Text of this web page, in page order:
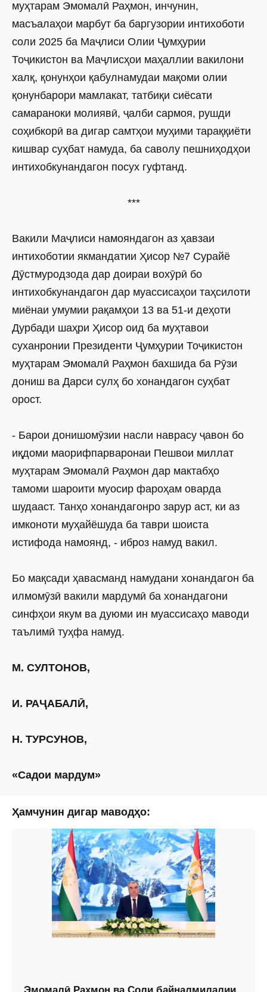
муҳтарам Эмомалӣ Раҳмон, инчунин,
масъалаҳои марбут ба баргузории интихоботи
соли 2025 ба Маҷлиси Олии Ҷумҳурии
Тоҷикистон ва Маҷлисҳои маҳаллии вакилони
халқ, қонунҳои қабулнамудаи мақоми олии
қонунбарори мамлакат, татбиқи сиёсати
самараноки молиявӣ, ҷалби сармоя, рушди
соҳибкорӣ ва дигар самтҳои муҳими тараққиёти
кишвар суҳбат намуда, ба саволу пешниҳодҳои
интихобкунандагон посух гуфтанд.
***
Вакили Маҷлиси намояндагон аз ҳавзаи
интихоботии якмандатии Ҳисор №7 Сурайё
Дӯстмуродзода дар доираи вохӯрӣ бо
интихобкунандагон дар муассисаҳои таҳсилоти
миёнаи умумии рақамҳои 13 ва 51-и деҳоти
Дурбади шаҳри Ҳисор оид ба муҳтавои
суханронии Президенти Ҷумҳурии Тоҷикистон
муҳтарам Эмомалӣ Раҳмон бахшида ба Рӯзи
дониш ва Дарси сулҳ бо хонандагон суҳбат
орост.
- Барои донишомӯзии насли наврасу ҷавон бо
иқдоми маорифпарваронаи Пешвои миллат
муҳтарам Эмомалӣ Раҳмон дар мактабҳо
тамоми шароити муосир фароҳам оварда
шудааст. Танҳо хонандагонро зарур аст, ки аз
имконоти муҳайёшуда ба таври шоиста
истифода намоянд, - иброз намуд вакил.
Бо мақсади ҳавасманд намудани хонандагон ба
илмомӯзӣ вакили мардумӣ ба хонандагони
синфҳои якум ва дуюми ин муассисаҳо маводи
таълимӣ туҳфа намуд.
М. СУЛТОНОВ,
И. РАҶАБАЛӢ,
Н. ТУРСУНОВ,
«Садои мардум»
Ҳамчунин дигар маводҳо:
Эмомалӣ Раҳмон ва Соли байналмилалии